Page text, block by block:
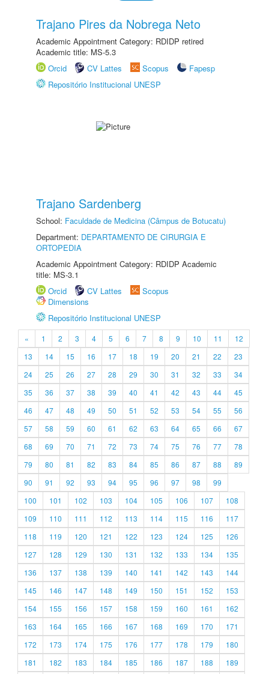
Trajano Pires da Nobrega Neto
Academic Appointment Category: RDIDP retired
Academic title: MS-5.3
Orcid
CV Lattes Scopus
Fapesp
Repositório Institucional UNESP
Trajano Sardenberg
School: Faculdade de Medicina (Câmpus de Botucatu)
Department: DEPARTAMENTO DE CIRURGIA E
ORTOPEDIA
Academic Appointment Category: RDIDP Academic
title: MS-3.1
Orcid
CV Lattes
Scopus
Dimensions
Repositório Institucional UNESP
« 1 2 3 4 5 6 7 8 9 10 11
12
13
14 15 16 17 18 19 20 21 22
23
24
25 26 27 28 29 30 31 32 33
34
35
36 37 38 39 40 41 42 43 44
45
46
47 48 49 50 51 52 53 54 55
56
57
58 59 60 61 62 63 64 65 66
67
68
69 70 71 72 73 74 75 76 77
78
79
80 81 82 83 84 85 86 87 88
89
90
91 92 93 94 95 96 97 98
99
100
101 102 103 104 105 106 107
108
109
110 111 112 113 114 115 116
117
118
119 120 121 122 123 124 125
126
127
128 129 130 131 132 133 134
135
136
137 138 139 140 141 142 143
144
145
146 147 148 149 150 151 152
153
154
155 156 157 158 159 160 161
162
163
164 165 166 167 168 169 170
171
172
173 174 175 176 177 178 179
180
181
182 183 184 185 186 187 188
189